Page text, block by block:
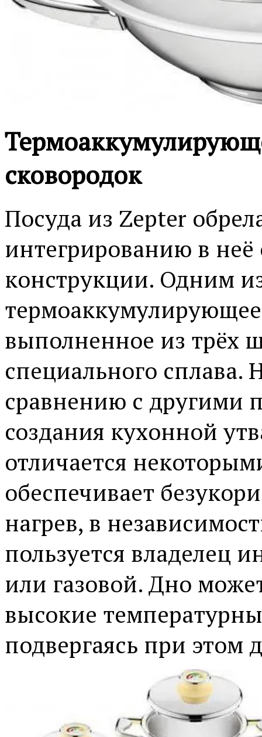
сковородок
Посуда из Zepter
интегрированию в
конструкции. Одним
выполненное из трёх
специального сплава.
сравнению с другими
создания кухонной
отличается
обеспечивает
нагрев, в
пользуется владелец
или газовой. Дно
высокие
подвергаясь при этом